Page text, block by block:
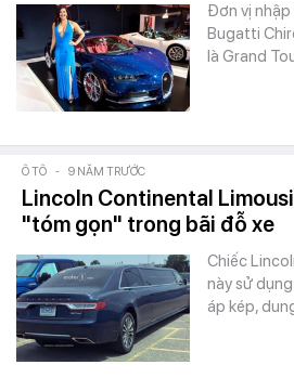
Đơn vị
Bugatti
là Grand
Ô TÔ - 9 NĂM TRƯỚC
Lincoln Continental
"tóm gọn" trong bãi đỗ xe
Chiếc
này sử
áp kép,